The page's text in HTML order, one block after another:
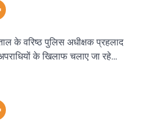
के वरिष्ठ पुलिस अधीक्षक प्रहलाद
के खिलाफ चलाए जा रहे…